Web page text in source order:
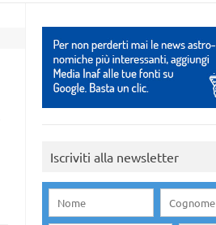
Iscriviti alla newsletter